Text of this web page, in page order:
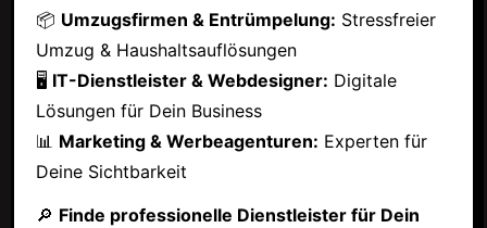
📦 Umzugsfirmen & Entrümpelung: Stressfreier
Umzug & Haushaltsauflösungen
🖥 IT-Dienstleister & Webdesigner: Digitale
Lösungen für Dein Business
📊 Marketing & Werbeagenturen: Experten für
Deine Sichtbarkeit
🔎 Finde professionelle Dienstleister für Dein